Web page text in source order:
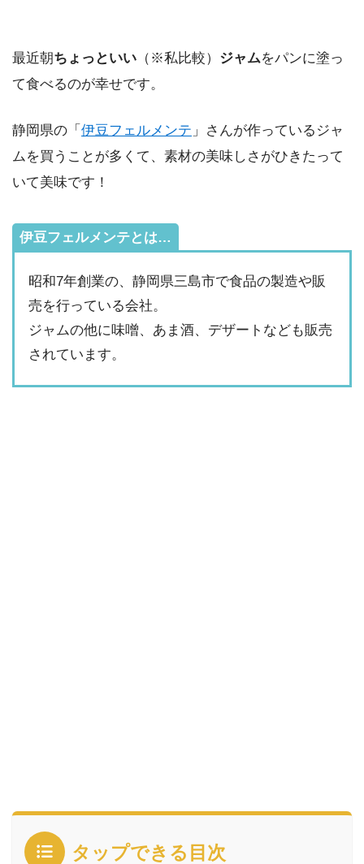
最近朝ちょっといい （※私比較） ジャムをパンに塗っ
て食べるのが幸せです。
静岡県の「 伊豆フェルメンテ 」さんが作っているジャ
ムを買うことが多くて、素材の美味しさがひきたって
いて美味です！
伊豆フェルメンテとは…
昭和7年創業の、静岡県三島市で食品の製造や販
売を行っている会社。
ジャムの他に味噌、あま酒、デザートなども販売
されています。
タップできる目次